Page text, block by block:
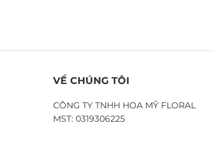
VỀ CHÚNG TÔI
CÔNG TY TNHH HOA MỸ FLORAL
MST: 0319306225